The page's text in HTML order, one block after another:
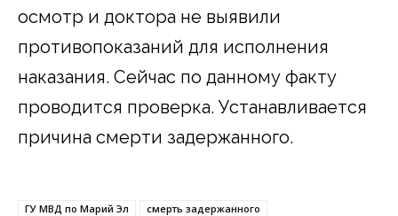
осмотр и доктора не выявили
противопоказаний для исполнения
наказания. Сейчас по данному факту
проводится проверка. Устанавливается
причина смерти задержанного.
ГУ МВД по Марий Эл смерть задержанного